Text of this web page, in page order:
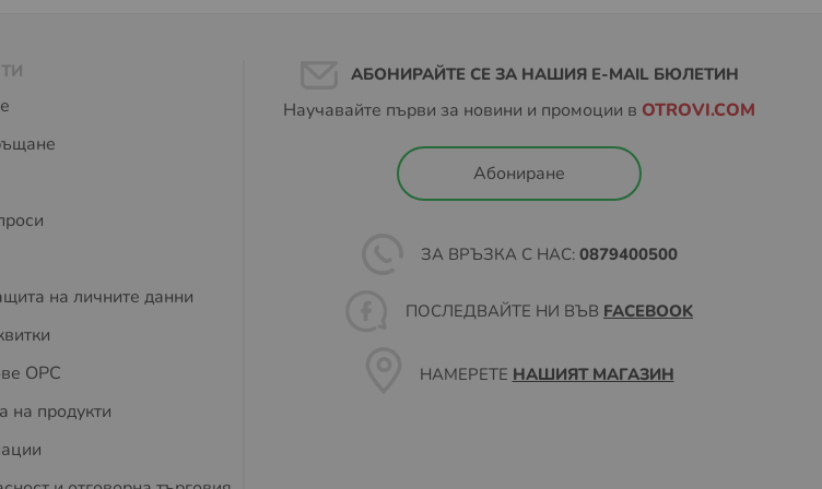
на личните данни
OPC
на продукти
АБОНИРАЙТЕ СЕ ЗА НАШИЯ E-MAIL БЮЛЕТИН
Научавайте първи за новини и промоции в OTROVI.COM
Абониране
ЗА ВРЪЗКА С НАС: 0879400500
ПОСЛЕДВАЙТЕ НИ ВЪВ FACEBOOK
НАМЕРЕТЕ НАШИЯТ МАГАЗИН